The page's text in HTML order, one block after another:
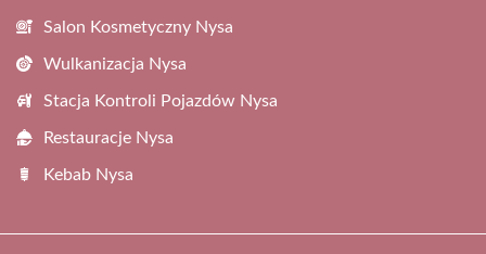
Salon Kosmetyczny Nysa
Wulkanizacja Nysa
Stacja Kontroli Pojazdów Nysa
Restauracje Nysa
Kebab Nysa